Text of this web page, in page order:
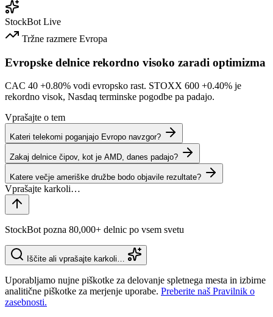
StockBot Live
Tržne razmere Evropa
Evropske delnice rekordno visoko zaradi optimizma
CAC 40 +0.80% vodi evropsko rast. STOXX 600 +0.40% je
rekordno visok, Nasdaq terminske pogodbe pa padajo.
Vprašajte o tem
Kateri telekomi poganjajo Evropo navzgor?
Zakaj delnice čipov, kot je AMD, danes padajo?
Katere večje ameriške družbe bodo objavile rezultate?
StockBot pozna 80,000+ delnic po vsem svetu
Iščite ali vprašajte karkoli…
Uporabljamo nujne piškotke za delovanje spletnega mesta in izbirne
analitične piškotke za merjenje uporabe. Preberite naš Pravilnik o
zasebnosti.